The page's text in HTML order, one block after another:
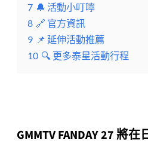
7 🔔 活動小叮嚀
8 🔗 官方資訊
9 📌 延伸活動推薦
10 🔍 更多泰星活動行程
GMMTV FANDAY 27 將